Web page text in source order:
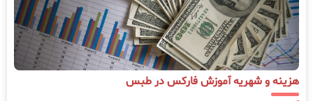
هزینه و شهریه آموزش فارکس در طبس